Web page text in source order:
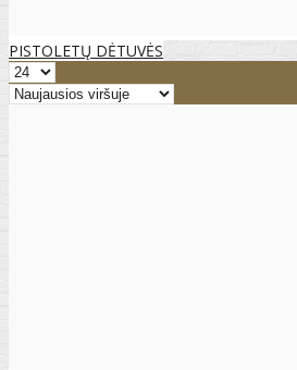
PISTOLETŲ DĖTUVĖS